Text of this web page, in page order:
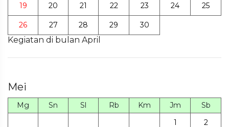
19 20 21 22 23 24 25
26 27 28 29 30
Kegiatan di bulan April
Mei
Mg Sn Sl Rb Km Jm
Sb
1
2